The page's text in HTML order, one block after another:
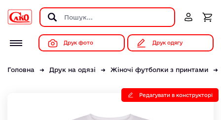
Друк фото Друк одягу
Головна Друк на одязі Жіночі футболки з принтами
Редагувати в конструкторі